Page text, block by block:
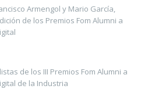
Armengol y Mario García,
de los Premios Fom Alumni a
de los III Premios Fom Alumni a
de la Industria